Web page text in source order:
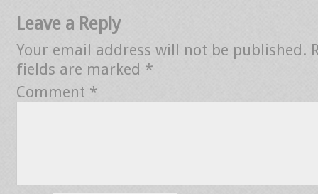
Leave a Reply
Your email address will not be published.
fields are marked *
Comment *